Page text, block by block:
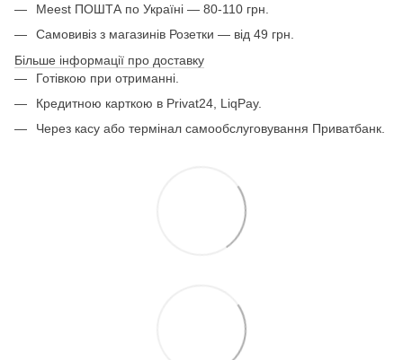
Meest ПОШТА по Україні — 80-110 грн.
Самовивіз з магазинів Розетки — від 49 грн.
Більше інформації про доставку
Готівкою при отриманні.
Кредитною карткою в Privat24, LiqPay.
Через касу або термінал самообслуговування Приватбанк.